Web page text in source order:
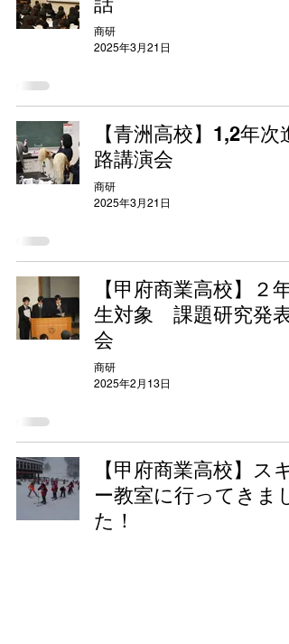
商研
2025年3月21日
【青洲高校】1,2年次進
路講演会
商研
2025年3月21日
【甲府商業高校】２年
生対象 課題研究発表
会
商研
2025年2月13日
【甲府商業高校】スキ
ー教室に行ってきまし
た！